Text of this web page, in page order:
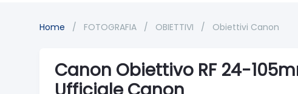
Home / FOTOGRAFIA / OBIETTIVI / Obiettivi Canon
Canon Obiettivo RF 24-